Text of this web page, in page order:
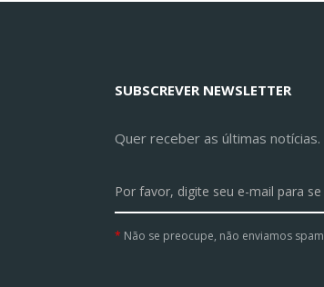
SUBSCREVER NEWSLETTER
Quer receber as últimas notícias.
Não se preocupe, não enviamos spam